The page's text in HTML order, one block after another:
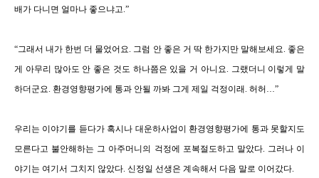
배가 다니면 얼마나 좋으냐고 ”
“그래서 내가 한번 더 물었어요 그럼 안 좋은 거 딱 한가지만 말해보세요
좋은
게 아무리 많아도 안 좋은 것도 하나쯤은 있을 거 아니요
그랬더니 이렇게 말
하더군요 환경영향평가에 통과 안될 까봐 그게 제일 걱정이래 허허 …”
우리는 이야기를 듣다가 혹시나 대운하사업이 환경영향평가에 통과 못할지도
모른다고 불안해하는 그 아주머니의 걱정에 포복절도하고 말았다.
그러나 이
야기는 여기서 그치지 않았다 신정일 선생은 계속해서 다음 말로 이어갔다